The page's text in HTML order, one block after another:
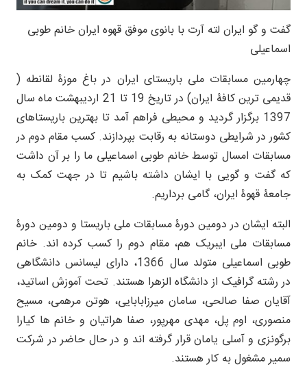
گفت و گو ایران لته آرت با بانوی موفق قهوه ایران خانم طوبی
اسماعیلی
چهارمین مسابقات ملی باریستای ایران در باغ موزۀ لقانطه (
قدیمی ترین کافۀ ایران) در تاریخ 19 تا 21 اردیبهشت ماه سال
1397 برگزار گردید و محیطی فراهم آمد تا بهترین باریستاهای
کشور در شرایطی دوستانه به رقابت بپردازند. کسب مقام دوم در
مسابقات امسال توسط خانم طوبی اسماعیلی ما را بر آن داشت
که گفت و گویی با ایشان داشته باشیم تا در جهت کمک به
جامعۀ قهوۀ ایران، گامی برداریم.
البته ایشان در دومین دورۀ مسابقات ملی باریستا و دومین دورۀ
مسابقات ملی ایبریک هم، مقام دوم را کسب کرده اند. خانم
طوبی اسماعیلی متولد سال 1366، دارای لیسانس دانشگاهی
در رشته گرافیک از دانشگاه الزهرا هستند. تحت آموزش اساتید،
آقایان صفا صالحی، سامان میرزابابایی، هوتن مرهمی، مسیح
منصوری، اوم پل، مهدی مهرپور، صفا هراتیان و خانم ها کیارا
برگونزی و آسلی یامان قرار گرفته اند و در حال حاضر در شرکت
سمیر مشغول به کار هستند.